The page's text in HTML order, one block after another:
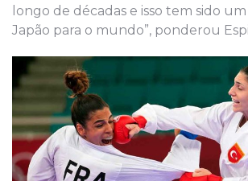
longo de décadas e isso tem sido
Japão para o mundo”, ponderou